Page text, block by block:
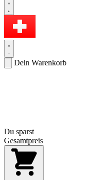
Dein Warenkorb
Du sparst
Gesamtpreis